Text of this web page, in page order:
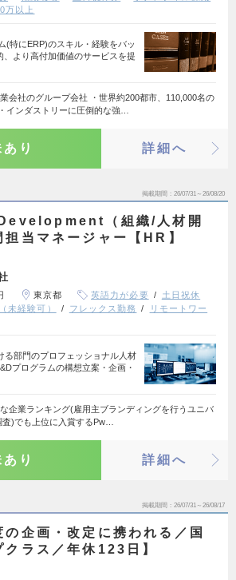
万以上
(特にERP)のスキル・経験をバッ
、より高付加価値のサービスを提
会社のグループ会社 ・世界約200都市、110,000名の
インダストリーに圧倒的な強…
り 詳細へ
掲載期間 26/07/31～26/08/20
（組織/人材開
当マネージャー【HR】
東京都 英語力が必要
土日祝休
未経験可） フレックス勤務
リモートワー
る部門のプロフェッショナル人材
プログラムの構想立案・企画・
企業ランキング(雇用主ブランディングを行うユニバ
)でも上位に入賞するPw…
り 詳細へ
掲載期間 26/07/31～26/08/17
の企画・改定に携われる／国
クラス／年休123日】